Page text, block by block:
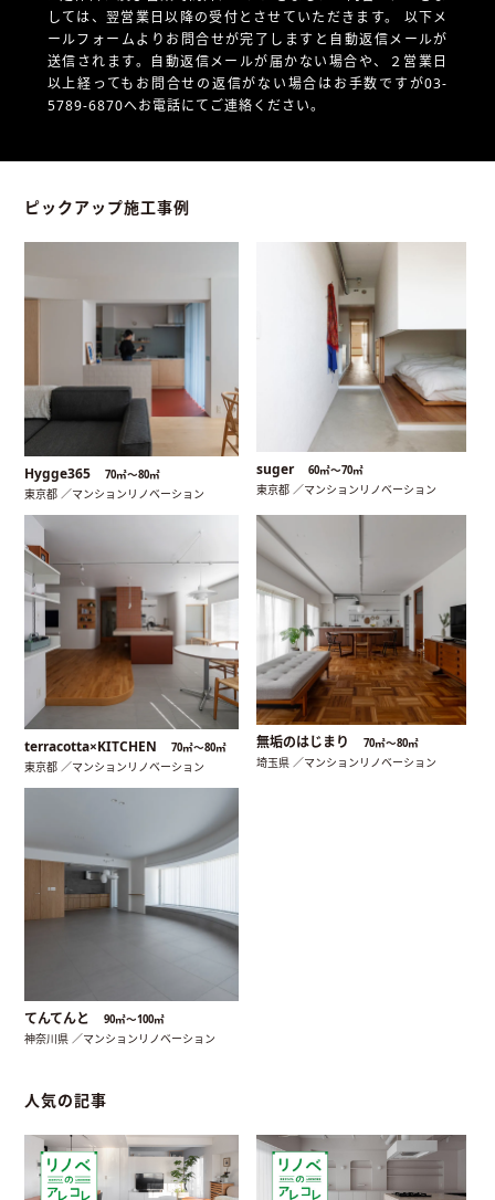
しては、翌営業日以降の受付とさせていただきます。 以下メ
ールフォームよりお問合せが完了しますと自動返信メールが
送信されます。自動返信メールが届かない場合や、
２営業日
以上経ってもお問合せの返信がない場合はお手数ですが03-
5789-6870へお電話にてご連絡ください。
ピックアップ施工事例
Hygge365 70㎡〜80㎡
東京都 ／マンションリノベーション
suger 60㎡〜70㎡
東京都 ／マンションリノベーション
terracotta×KITCHEN 70㎡〜80㎡
東京都 ／マンションリノベーション
無垢のはじまり 70㎡〜80㎡
埼玉県 ／マンションリノベーション
てんてんと 90㎡〜100㎡
神奈川県 ／マンションリノベーション
人気の記事